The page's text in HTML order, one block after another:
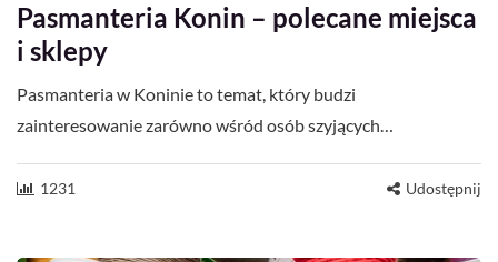
Pasmanteria Konin – polecane miejsca
i sklepy
Pasmanteria w Koninie to temat, który budzi
zainteresowanie zarówno wśród osób szyjących…
1231 Udostępnij